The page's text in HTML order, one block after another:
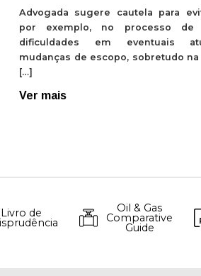
Advogada sugere cautela para
por exemplo, no processo de
dificuldades em eventuais
mudanças de escopo, sobretudo
[…]
Ver mais
Livro de Oil & Gas
Comparative
Guide